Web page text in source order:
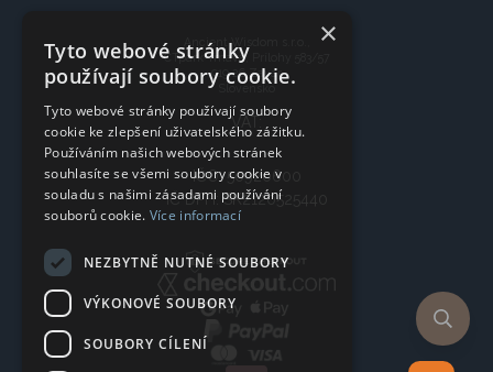
Ancient Wisdom s.r.o.,
CTpark Trnava, Prílohy 583/57
919 26 Zavar
Slovensko
IČO: 50920600
IČ DPH: SK2120525440
×
Tyto webové stránky
používají soubory cookie.
Tyto webové stránky používají soubory
cookie ke zlepšení uživatelského zážitku.
Používáním našich webových stránek
souhlasíte se všemi soubory cookie v
souladu s našimi zásadami používání
souborů cookie. Více informací
NEZBYTNĚ NUTNÉ SOUBORY
VÝKONOVÉ SOUBORY
SOUBORY CÍLENÍ